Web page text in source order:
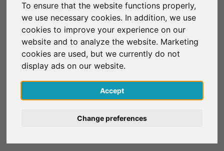
To ensure that the website functions properly,
we use necessary cookies. In addition, we use
cookies to improve your experience on our
website and to analyze the website. Marketing
cookies are used, but we currently do not
display ads on our website.
Accept
Change preferences
Continuar con Facebook
O
Correo electrónico*
Contraseña*
FAQ
Regístrate gratis
English
Deutsch